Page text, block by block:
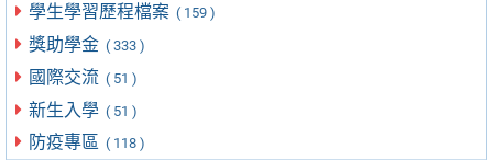
學生學習歷程檔案 ( 159 )
獎助學金 ( 333 )
國際交流 ( 51 )
新生入學 ( 51 )
防疫專區 ( 118 )